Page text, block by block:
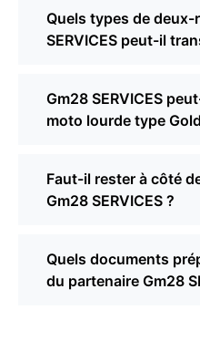
Quels types de deux-
SERVICES peut-il
Gm28 SERVICES
moto lourde type
Faut-il rester à côté
Gm28 SERVICES ?
Quels documents
du partenaire Gm28